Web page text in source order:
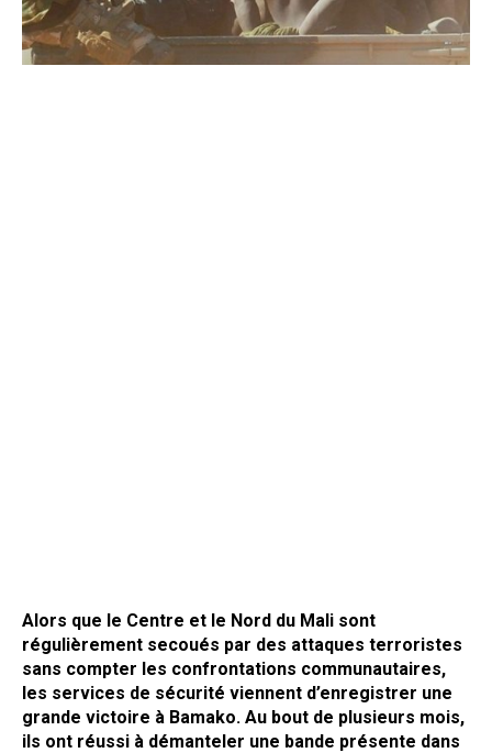
Alors que le Centre et le Nord du Mali sont
régulièrement secoués par des attaques terroristes
sans compter les confrontations communautaires,
les services de sécurité viennent d’enregistrer une
grande victoire à Bamako. Au bout de plusieurs mois,
ils ont réussi à démanteler une bande présente dans